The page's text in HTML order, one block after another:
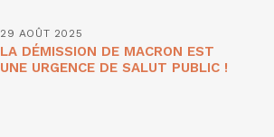
29 AOÛT 2025
LA DÉMISSION DE MACRON EST
UNE URGENCE DE SALUT PUBLIC !